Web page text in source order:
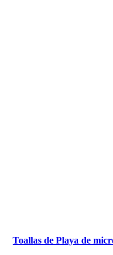
Toallas de Playa de